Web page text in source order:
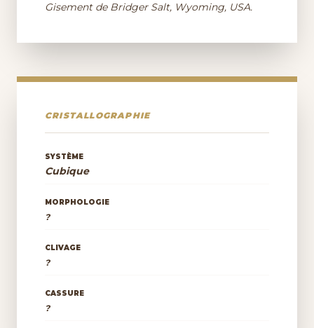
Gisement de Bridger Salt, Wyoming, USA.
CRISTALLOGRAPHIE
SYSTÈME
Cubique
MORPHOLOGIE
?
CLIVAGE
?
CASSURE
?